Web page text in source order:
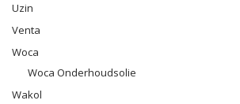
Uzin
Venta
Woca
Woca Onderhoudsolie
Wakol